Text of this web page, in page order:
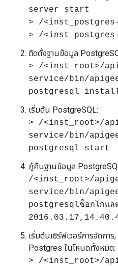
server start
> /
> /
ติดตั้งฐานข้อมูล
> /<inst_root>/
service/bin/
postgresql
เริ่มต้น PostgreSQL:
> /<inst_root>/
service/bin/
postgresql start
กู้คืนฐานข้อมูล
/<inst_root>/
service/bin/
postgresqlช็อกโกแล
เริ่มต้นเซิร์ฟเวอร์การจัดการ
Postgres ในโหนดทั้งหมด:
> /<inst_root>/